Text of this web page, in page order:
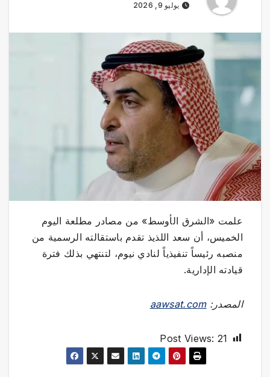
يوليو 9, 2026
علمت «الشرق الأوسط» من مصادر مطلعة اليوم
الخميس، أن سعد اللذيذ تقدم باستقالته الرسمية من
منصبه رئيساً تنفيذياً لنادي نيوم، لتنتهي بذلك فترة
قيادته الإدارية.
المصدر:aawsat.com
Post Views: 21